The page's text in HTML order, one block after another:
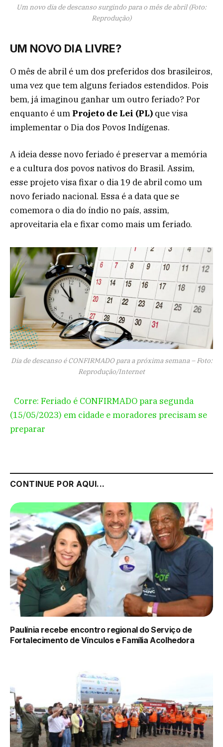
Um novo dia de descanso surgindo para o mês de abril (Foto:
Reprodução)
UM NOVO DIA LIVRE?
O mês de abril é um dos preferidos dos brasileiros,
uma vez que tem alguns feriados estendidos. Pois
bem, já imaginou ganhar um outro feriado? Por
enquanto é um Projeto de Lei (PL) que visa
implementar o Dia dos Povos Indígenas.
A ideia desse novo feriado é preservar a memória
e a cultura dos povos nativos do Brasil. Assim,
esse projeto visa fixar o dia 19 de abril como um
novo feriado nacional. Essa é a data que se
comemora o dia do índio no país, assim,
aproveitaria ela e fixar como mais um feriado.
Dia de descanso é CONFIRMADO para a próxima semana – Foto:
Reprodução/Internet
Corre: Feriado é CONFIRMADO para segunda
(15/05/2023) em cidade e moradores precisam se
preparar
CONTINUE POR AQUI...
Paulínia recebe encontro regional do Serviço de
Fortalecimento de Vínculos e Família Acolhedora